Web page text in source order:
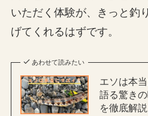
いただく体験が、きっと釣
げてくれるはずです。
あわせて読みたい
エソは本
語る驚き
を徹底解説